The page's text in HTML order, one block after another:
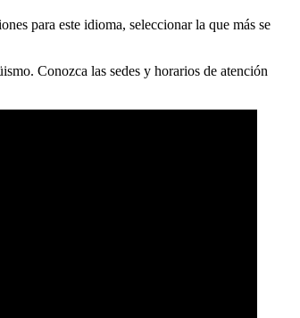
para este idioma, seleccionar la que más se
Conozca las sedes y horarios de atención